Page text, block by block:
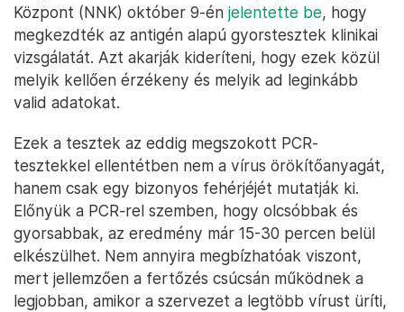
Központ (NNK) október 9-én jelentette be, hogy
megkezdték az antigén alapú gyorstesztek klinikai
vizsgálatát. Azt akarják kideríteni, hogy ezek közül
melyik kellően érzékeny és melyik ad leginkább
valid adatokat.
Ezek a tesztek az eddig megszokott PCR-
tesztekkel ellentétben nem a vírus örökítőanyagát,
hanem csak egy bizonyos fehérjéjét mutatják ki.
Előnyük a PCR-rel szemben, hogy olcsóbbak és
gyorsabbak, az eredmény már 15-30 percen belül
elkészülhet. Nem annyira megbízhatóak viszont,
mert jellemzően a fertőzés csúcsán működnek a
legjobban, amikor a szervezet a legtöbb vírust üríti,